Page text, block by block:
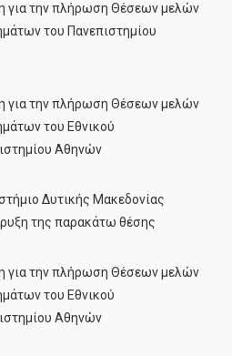
για την πλήρωση Θέσεων μελών
του Πανεπιστημίου
για την πλήρωση Θέσεων μελών
του Εθνικού
Αθηνών
Δυτικής Μακεδονίας
της παρακάτω θέσης
για την πλήρωση Θέσεων μελών
του Εθνικού
Αθηνών